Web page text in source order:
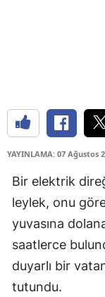
YAYINLAMA: 07 Ağustos
Bir elektrik
leylek, onu
yuvasına
saatlerce
duyarlı bir
tutundu.